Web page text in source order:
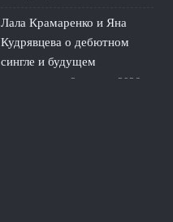
Лала Крамаренко и Яна
Кудрявцева о дебютном
сингле и будущем
2 августа, 2026